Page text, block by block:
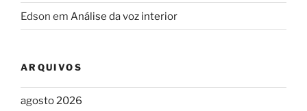
Edson em Análise da voz interior
ARQUIVOS
agosto 2026